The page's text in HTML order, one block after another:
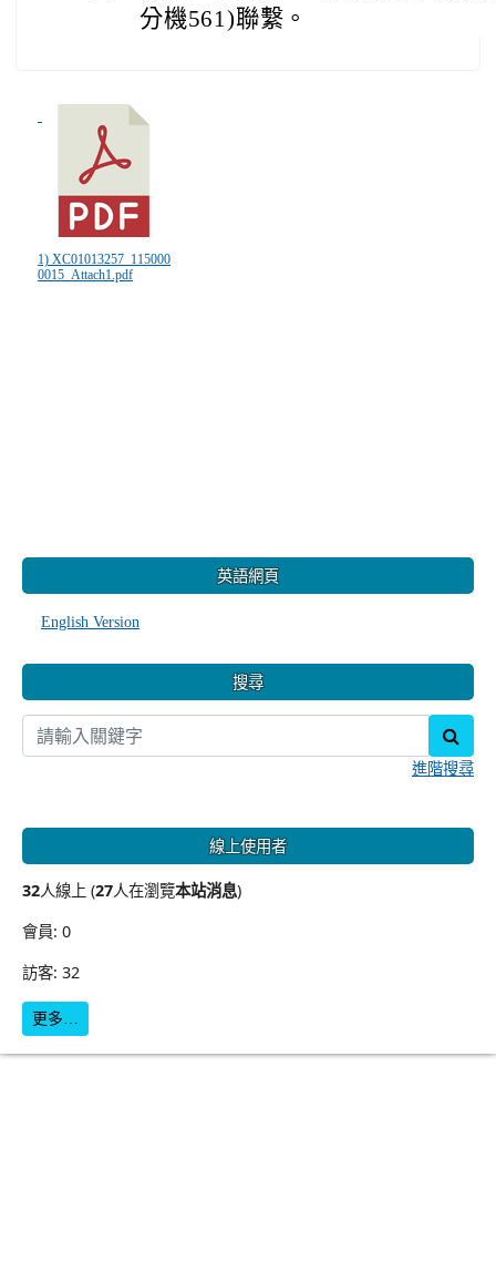
分機561)聯繫。
1) XC01013257_115000
0015_Attach1.pdf
英語網頁
English Version
搜尋
進階搜尋
線上使用者
32人線上 (27人在瀏覽本站消息)
會員: 0
訪客: 32
更多…